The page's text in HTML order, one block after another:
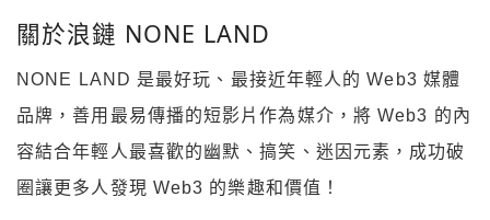
關於浪鏈 NONE LAND
​NONE LAND 是最好玩、最接近年輕人的 Web3 媒體
品牌，善用最易傳播的短影片作為媒介，將 Web3 的內
容結合年輕人最喜歡的幽默、搞笑、迷因元素，成功破
圈讓更多人發現 Web3 的樂趣和價值！